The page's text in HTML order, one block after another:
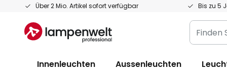
Über 2 Mio. Artikel sofort verfügbar Bis zu 5
Zum
springen
Finden
Sie
Leuchte...
Innenleuchten Aussenleuchten